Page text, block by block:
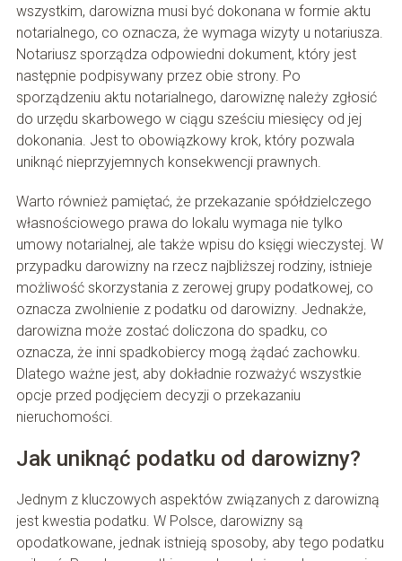
wszystkim, darowizna musi być dokonana w formie aktu
notarialnego, co oznacza, że wymaga wizyty u notariusza.
Notariusz sporządza odpowiedni dokument, który jest
następnie podpisywany przez obie strony. Po
sporządzeniu aktu notarialnego, darowiznę należy zgłosić
do urzędu skarbowego w ciągu sześciu miesięcy od jej
dokonania. Jest to obowiązkowy krok, który pozwala
uniknąć nieprzyjemnych konsekwencji prawnych.
Warto również pamiętać, że przekazanie spółdzielczego
własnościowego prawa do lokalu wymaga nie tylko
umowy notarialnej, ale także wpisu do księgi wieczystej. W
przypadku darowizny na rzecz najbliższej rodziny, istnieje
możliwość skorzystania z zerowej grupy podatkowej, co
oznacza zwolnienie z podatku od darowizny. Jednakże,
darowizna może zostać doliczona do spadku, co
oznacza, że inni spadkobiercy mogą żądać zachowku.
Dlatego ważne jest, aby dokładnie rozważyć wszystkie
opcje przed podjęciem decyzji o przekazaniu
nieruchomości.
Jak uniknąć podatku od darowizny?
Jednym z kluczowych aspektów związanych z darowizną
jest kwestia podatku. W Polsce, darowizny są
opodatkowane, jednak istnieją sposoby, aby tego podatku